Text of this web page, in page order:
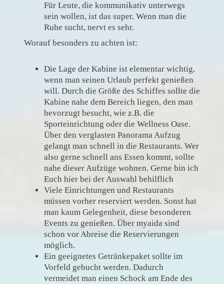
Für Leute, die kommunikativ unterwegs
sein wollen, ist das super. Wenn man die
Ruhe sucht, nervt es sehr.
Worauf besonders zu achten ist:
Die Lage der Kabine ist elementar wichtig,
wenn man seinen Urlaub perfekt genießen
will. Durch die Größe des Schiffes sollte die
Kabine nahe dem Bereich liegen, den man
bevorzugt besucht, wie z.B. die
Sporteinrichtung oder die Wellness Oase.
Über den verglasten Panorama Aufzug
gelangt man schnell in die Restaurants. Wer
also gerne schnell ans Essen kommt, sollte
nahe dieser Aufzüge wohnen. Gerne bin ich
Euch hier bei der Auswahl behilflich
Viele Einrichtungen und Restaurants
müssen vorher reserviert werden. Sonst hat
man kaum Gelegenheit, diese besonderen
Events zu genießen. Über myaida sind
schon vor Abreise die Reservierungen
möglich.
Ein geeignetes Getränkepaket sollte im
Vorfeld gebucht werden. Dadurch
vermeidet man einen Schock am Ende des